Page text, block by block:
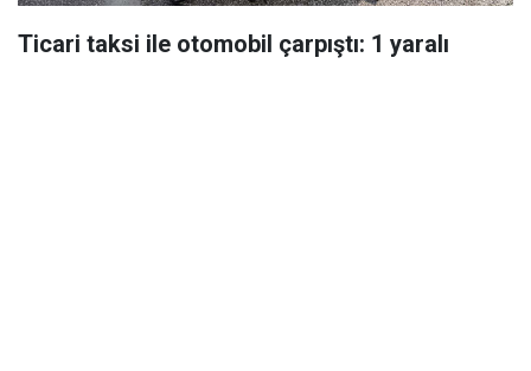
Ticari taksi ile otomobil çarpıştı: 1 yaralı